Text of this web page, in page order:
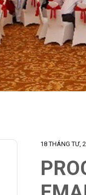
18 THÁNG TƯ,